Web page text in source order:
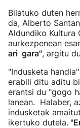
Bilatuko duten
da, Alberto
Aldundiko Kultura
aurkezpenean
ari gara", argitu
"Indusketa
erabili ditu aditu
erantsi du "gogo
lanean. Halaber,
indusketak
ikertuko dutela.